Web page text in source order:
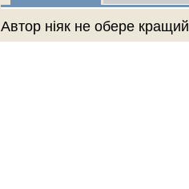
Автор ніяк не обере